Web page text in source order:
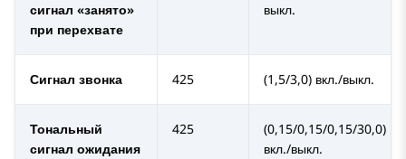
сигнал «занято»
при перехвате
выкл.
Сигнал звонка 425 (1,5/3,0) вкл./выкл.
Тональный
сигнал ожидания
425
(0,15/0,15/0,15/30,0)
вкл./выкл.